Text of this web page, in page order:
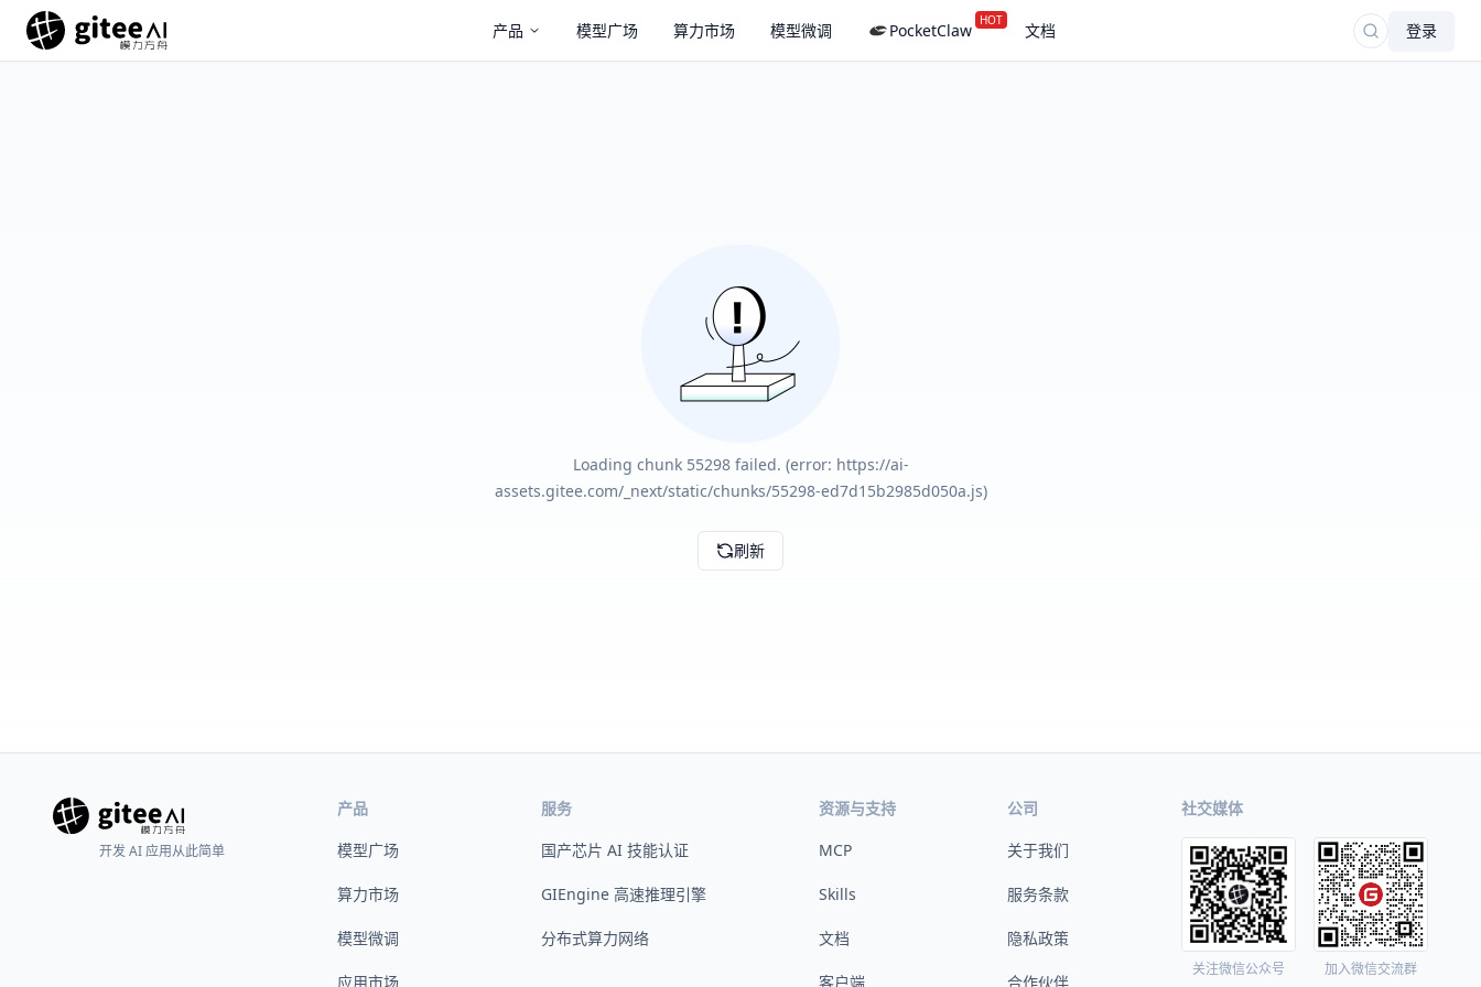
产品 模型广场 算力市场 模型微调 PocketClaw HOT 文档 登录
Loading chunk 55298 failed. (error: https://ai-
assets.gitee.com/_next/static/chunks/55298-ed7d15b2985d050a.js)
刷新
开发 AI 应用从此简单
产品
模型广场
算力市场
模型微调
应用市场
服务
国产芯片 AI 技能认证
GIEngine 高速推理引擎
分布式算力网络
资源与支持
MCP
Skills
文档
客户端
公司
关于我们
服务条款
隐私政策
合作伙伴
社交媒体
关注微信公众号 加入微信交流群